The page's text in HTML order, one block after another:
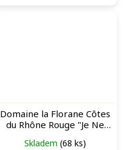
Domaine la Florane Côtes
du Rhône Rouge "Je Ne
Skladem (68 ks)